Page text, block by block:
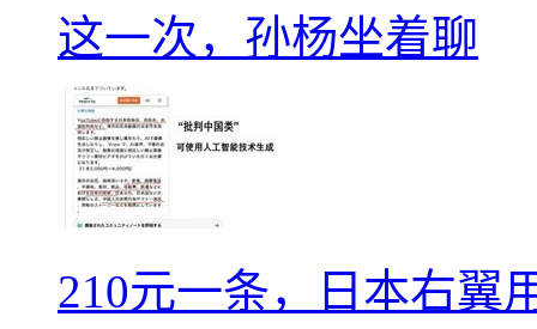
这一次，孙杨坐着聊
210元一条，日本右翼